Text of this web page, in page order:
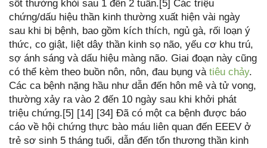
sốt thường khỏi sau 1 đến 2 tuần.[5] Các triệu
chứng/dấu hiệu thần kinh thường xuất hiện vài ngày
sau khi bị bệnh, bao gồm kích thích, ngủ gà, rối loạn ý
thức, co giật, liệt dây thần kinh sọ não, yếu cơ khu trú,
sợ ánh sáng và dấu hiệu màng não. Giai đoạn này cũng
có thể kèm theo buồn nôn, nôn, đau bụng và tiêu chảy.
Các ca bệnh nặng hầu như dẫn đến hôn mê và tử vong,
thường xảy ra vào 2 đến 10 ngày sau khi khởi phát
triệu chứng.[5] [14] [34] Đã có một ca bệnh được báo
cáo về hội chứng thực bào máu liên quan đến EEEV ở
trẻ sơ sinh 5 tháng tuổi, dẫn đến tổn thương thần kinh